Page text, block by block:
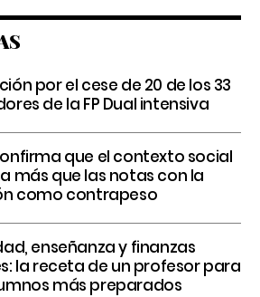
por el cese de 20 de los 33
de la FP Dual intensiva
que el contexto social
más que las notas con la
como contrapeso
enseñanza y finanzas
la receta de un profesor para
más preparados